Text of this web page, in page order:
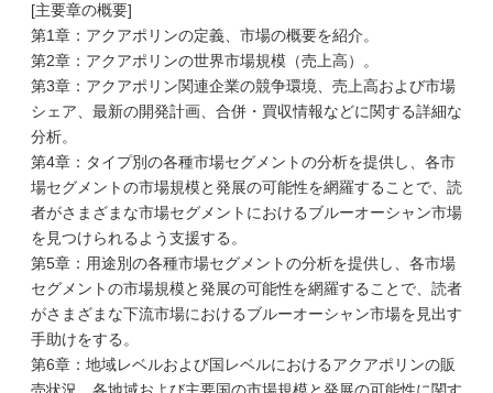
[主要章の概要]
第1章：アクアポリンの定義、市場の概要を紹介。
第2章：アクアポリンの世界市場規模（売上高）。
第3章：アクアポリン関連企業の競争環境、売上高および市場
シェア、最新の開発計画、合併・買収情報などに関する詳細な
分析。
第4章：タイプ別の各種市場セグメントの分析を提供し、各市
場セグメントの市場規模と発展の可能性を網羅することで、読
者がさまざまな市場セグメントにおけるブルーオーシャン市場
を見つけられるよう支援する。
第5章：用途別の各種市場セグメントの分析を提供し、各市場
セグメントの市場規模と発展の可能性を網羅することで、読者
がさまざまな下流市場におけるブルーオーシャン市場を見出す
手助けをする。
第6章：地域レベルおよび国レベルにおけるアクアポリンの販